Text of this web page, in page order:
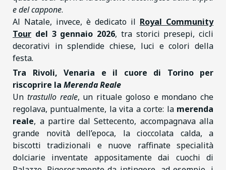
e del cappone.
Al Natale, invece, è dedicato il Royal Community
Tour del 3 gennaio 2026, tra storici presepi, cicli
decorativi in splendide chiese, luci e colori della
festa.
Tra Rivoli, Venaria e il cuore di Torino per
riscoprire la Merenda Reale
Un trastullo reale, un rituale goloso e mondano che
regolava, puntualmente, la vita a corte: la merenda
reale, a partire dal Settecento, accompagnava alla
grande novità dell’epoca, la cioccolata calda, a
biscotti tradizionali e nuove raffinate specialità
dolciarie inventate appositamente dai cuochi di